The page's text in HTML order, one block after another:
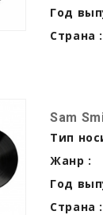
Год
Страна :
Sam
Тип
Жанр :
Год
Страна :